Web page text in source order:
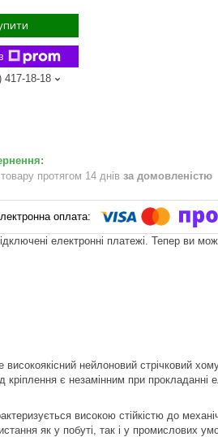
417-18-18
протягом 14 днів за домовленістю
електронні платежі. Тепер ви
нейлоновий стрічковий
кріплення є незамінним при
високою стійкістю до
як у побуті, так і у промислових